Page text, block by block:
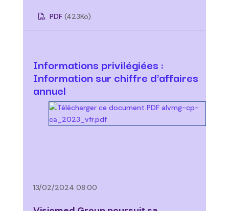
PDF (423Ko)
Informations privilégiées :
Information sur chiffre d'affaires
annuel
13/02/2024 08:00